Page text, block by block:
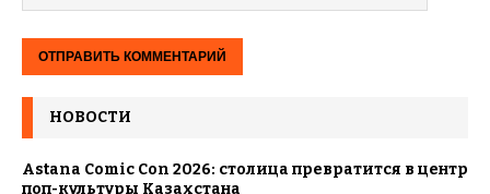
НОВОСТИ
Astana Comic Con 2026: столица превратится в центр
поп-культуры Казахстана